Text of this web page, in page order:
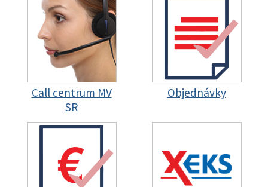
Call centrum MV
SR
Objednávky